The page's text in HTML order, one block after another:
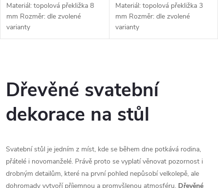
Materiál: topolová překližka 8
mm Rozměr: dle zvolené
varianty
Materiál: topolová překližka 3
mm Rozměr: dle zvolené
varianty
v
l
á
d
a
Dřevěné svatební
dekorace na stůl
Svatební stůl je jedním z míst, kde se během dne potkává rodina,
přátelé i novomanželé. Právě proto se vyplatí věnovat pozornost i
drobným detailům, které na první pohled nepůsobí velkolepě, ale
dohromady vytvoří příjemnou a promyšlenou atmosféru. Dřevěné